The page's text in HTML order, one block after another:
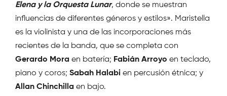
Elena y la Orquesta Lunar, donde se muestran
influencias de diferentes géneros y estilos». Maristella
es la violinista y una de las incorporaciones más
recientes de la banda, que se completa con
Gerardo Mora en batería; Fabián Arroyo en teclado,
piano y coros; Sabah Halabi en percusión étnica; y
Allan Chinchilla en bajo.